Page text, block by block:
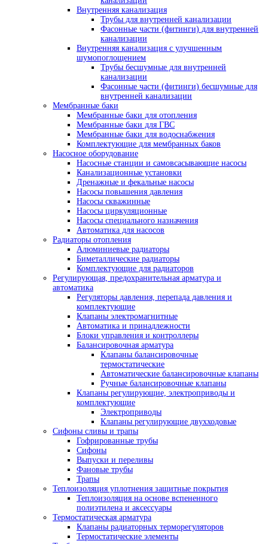
Внутренняя канализация
Трубы для внутренней канализации
Фасонные части (фитинги) для внутренней
канализации
Внутренняя канализация с улучшенным
шумопоглощением
Трубы бесшумные для внутренней
канализации
Фасонные части (фитинги) бесшумные для
внутренней канализации
Мембранные баки
Мембранные баки для отопления
Мембранные баки для ГВС
Мембранные баки для водоснабжения
Комплектующие для мембранных баков
Насосное оборудование
Насосные станции и самовсасывающие насосы
Канализационные установки
Дренажные и фекальные насосы
Насосы повышения давления
Насосы скважинные
Насосы циркуляционные
Насосы специального назначения
Автоматика для насосов
Радиаторы отопления
Алюминиевые радиаторы
Биметаллические радиаторы
Комплектующие для радиаторов
Регулирующая, предохранительная арматура и
автоматика
Регуляторы давления, перепада давления и
комплектующие
Клапаны электромагнитные
Автоматика и принадлежности
Блоки управления и контроллеры
Балансировочная арматура
Клапаны балансировочные
термостатические
Автоматические балансировочные клапаны
Ручные балансировочные клапаны
Клапаны регулирующие, электроприводы и
комплектующие
Электроприводы
Клапаны регулирующие двухходовые
Сифоны сливы и трапы
Гофрированные трубы
Сифоны
Выпуски и переливы
Фановые трубы
Трапы
Теплоизоляция уплотнения защитные покрытия
Теплоизоляция на основе вспененного
полиэтилена и аксессуары
Термостатическая арматура
Клапаны радиаторных терморегуляторов
Термостатические элементы